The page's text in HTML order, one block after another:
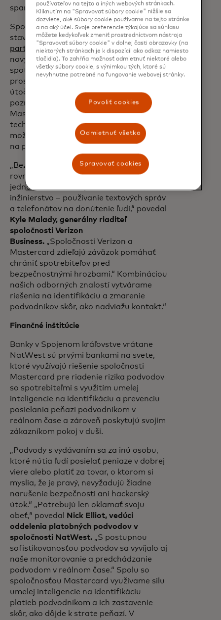
spamových a podvodných hovorov.
Spoločnosti Mastercard a Verizon
stavajú na svojom dlhoročnom
partnerstve. Budú spolupracovať na
nových riešeniach na ochranu
spotrebiteľov pred podvodmi
prostredníctvom viackanálových
útočných vektorov. Kombináciou
poznatkov o identite od spoločnosti
Mastercard s robustnými sieťovými
technológiami od spoločnosti Verizon je
možné navrhnúť nové pokročilé nástroje
na presnejšie blokovanie podvodníkov.
„Bezpečnostná oblasť sa neustále vyvíja,
rovnako ako techniky podvodníkov, ale
jednou konštantou je sociálne
inžinierstvo – používanie textových správ
a telefonátov na donútenie ľudí,“ povedal
Kyle Malady, generálny riaditeľ
spoločnosti Verizon
Business. „Spoločnosti Verizon a
Mastercard zdieľajú záväzok pomáhať
chrániť spotrebiteľov pred
bezpečnostnými hrozbami.“ Kombináciou
našich odborných znalostí vytvárame
riešenia na identifikáciu a zmarenie
podvodníkov skôr, ako nadviažu kontakt.“
Finančné inštitúcie
Banky v Spojenom kráľovstve vrátane
NatWest sú prvými bankami na svete,
ktoré využívajú riešenie spoločnosti
Mastercard pre riadenie rizika podvodov
so spotrebiteľmi s využitím umelej
inteligencie na identifikáciu a prevenciu
posielania peňazí podvodníkom v
reálnom čase a zároveň poskytujú svojim
zákazníkom pokoj v duši.
„Podvody s vydávaním sa za inú osobu,
ktoré nútia ľudí posielať peniaze v dobrej
viere alebo platiť za tovar, o ktorom si
myslia, že je pravý, nevyžadujú žiadne
narušenie bezpečnosti ani hackerský
útok.“ „Potrebujú len oklamať svoju
obeť,“ povedal
Nick Elliot, vedúci
oddelenia platobných podvodov v
spoločnosti NatWest. „S postupnou
sofistikovanosťou podvodov sa vyvíjalo aj
naše monitorovanie a predchádzanie
podvodom v reálnom čase.“ Spolu so
spoločnosťou Mastercard využívame silu
umelej inteligencie na identifikáciu
platieb podvodníkom a ich zastavenie
skôr, ako dôjde k strate peňazí. V
používateľov na tejto a iných webových stránkach.
Kliknutím na "Spravovať súbory cookie" nižšie sa
dozviete, aké súbory cookie používame na tejto stránke
a na aký účel. Svoje preferencie týkajúce sa súhlasu
môžete kedykoľvek zmeniť prostredníctvom nástroja
"Spravovať súbory cookie" v dolnej časti obrazovky (na
niektorých stránkach je k dispozícii ako odkaz namiesto
tlačidla). To zahŕňa možnosť odmietnuť niektoré alebo
všetky súbory cookie, s výnimkou tých, ktoré sú
nevyhnutne potrebné na fungovanie webovej stránky.
Povoliť cookies
Odmietnuť všetko
Spravovať cookies